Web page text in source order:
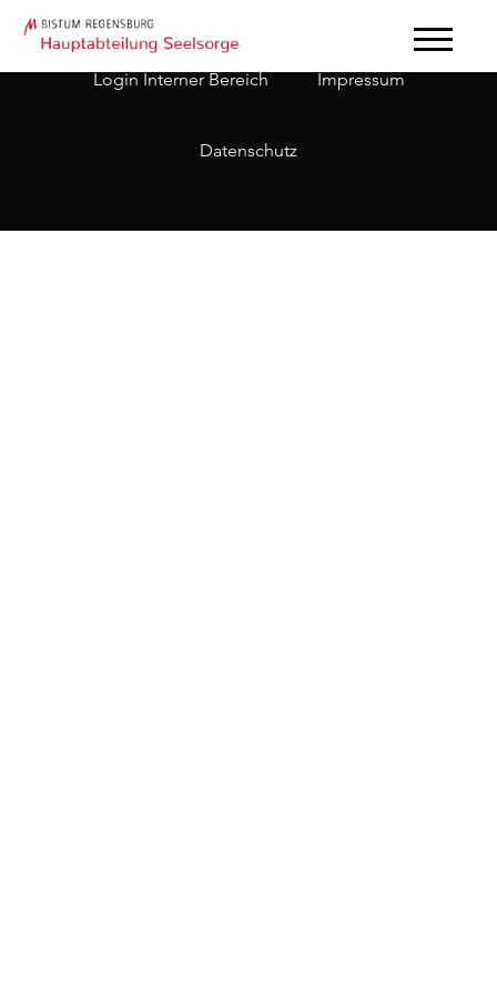
Login Interner Bereich Impressum
Datenschutz